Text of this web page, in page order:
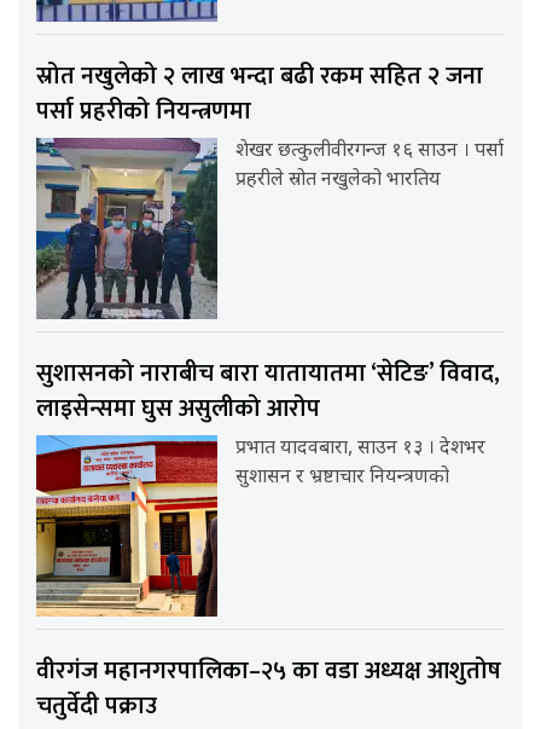
स्रोत नखुलेको २ लाख भन्दा बढी रकम सहित २ जना
पर्सा प्रहरीको नियन्त्रणमा
शेखर छत्कुलीवीरगन्ज १६ साउन । पर्सा
प्रहरीले स्रोत नखुलेको भारतिय
सुशासनको नाराबीच बारा यातायातमा ‘सेटिङ’ विवाद,
लाइसेन्समा घुस असुलीको आरोप
प्रभात यादवबारा, साउन १३ । देशभर
सुशासन र भ्रष्टाचार नियन्त्रणको
वीरगंज महानगरपालिका–२५ का वडा अध्यक्ष आशुतोष
चतुर्वेदी पक्राउ